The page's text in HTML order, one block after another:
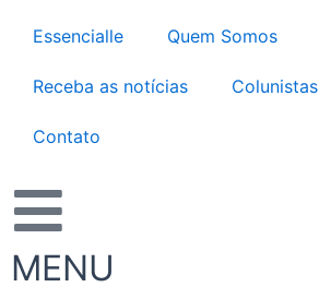
para
conteúdo
Essencialle Quem Somos
Receba as notícias Colunistas
Contato
MENU